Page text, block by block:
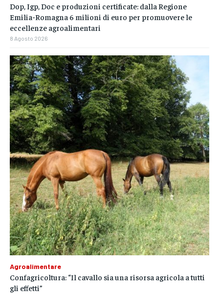
Dop, Igp, Doc e produzioni certificate: dalla Regione
Emilia-Romagna 6 milioni di euro per promuovere le
eccellenze agroalimentari
8 Agosto 2026
Agroalimentare
Confagricoltura: “Il cavallo sia una risorsa agricola a tutti
gli effetti”